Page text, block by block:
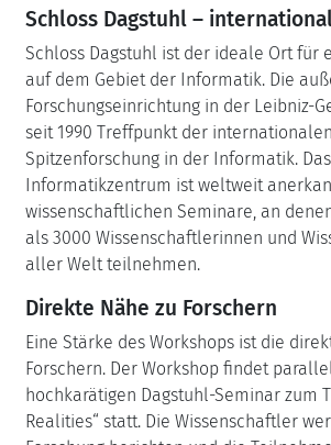
Schloss Dagstuhl –
Schloss Dagstuhl ist der ideale Ort für
auf dem Gebiet der Informatik. Die
Forschungseinrichtung in der Leibniz-
seit 1990 Treffpunkt der internationalen
Spitzenforschung in der Informatik. Das
Informatikzentrum ist weltweit
wissenschaftlichen Seminare, an
als 3000 Wissenschaftlerinnen und
aller Welt teilnehmen.
Direkte Nähe zu Forschern
Eine Stärke des Workshops ist die
Forschern. Der Workshop findet
hochkarätigen Dagstuhl-Seminar zum
Realities“ statt. Die Wissenschaftler